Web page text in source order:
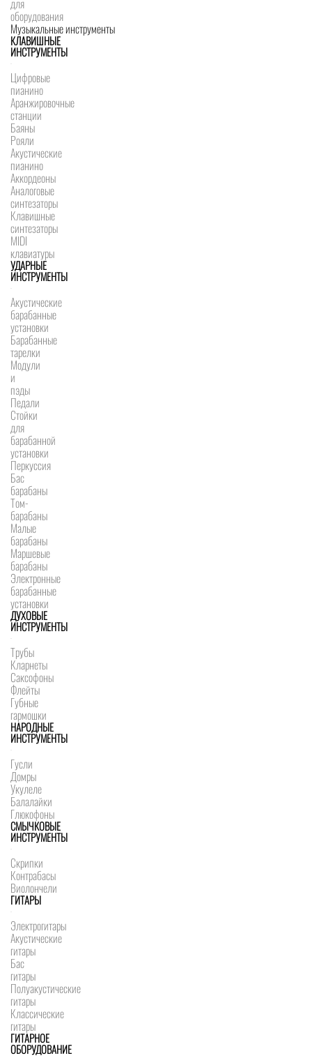
для
оборудования
Музыкальные инструменты
КЛАВИШНЫЕ
ИНСТРУМЕНТЫ
Цифровые
пианино
Аранжировочные
станции
Баяны
Рояли
Акустические
пианино
Аккордеоны
Аналоговые
синтезаторы
Клавишные
синтезаторы
MIDI
клавиатуры
УДАРНЫЕ
ИНСТРУМЕНТЫ
Акустические
барабанные
установки
Барабанные
тарелки
Модули
и
пэды
Педали
Стойки
для
барабанной
установки
Перкуссия
Бас
барабаны
Том-
барабаны
Малые
барабаны
Маршевые
барабаны
Электронные
барабанные
установки
ДУХОВЫЕ
ИНСТРУМЕНТЫ
Трубы
Кларнеты
Саксофоны
Флейты
Губные
гармошки
НАРОДНЫЕ
ИНСТРУМЕНТЫ
Гусли
Домры
Укулеле
Балалайки
Глюкофоны
СМЫЧКОВЫЕ
ИНСТРУМЕНТЫ
Скрипки
Контрабасы
Виолончели
ГИТАРЫ
Электрогитары
Акустические
гитары
Бас
гитары
Полуакустические
гитары
Классические
гитары
ГИТАРНОЕ
ОБОРУДОВАНИЕ